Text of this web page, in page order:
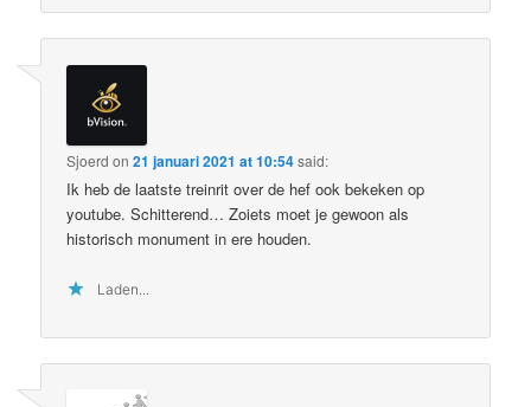
Sjoerd on21 januari 2021 at 10:54said:
Ik heb de laatste treinrit over de hef ook bekeken op
youtube. Schitterend… Zoiets moet je gewoon als
historisch monument in ere houden.
Laden...